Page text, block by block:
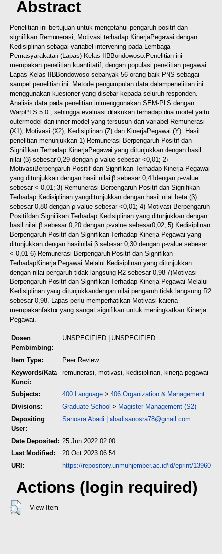
Abstract
Penelitian ini bertujuan untuk mengetahui pengaruh positif dan
signifikan Remunerasi, Motivasi terhadap KinerjaPegawai dengan
Kedisiplinan sebagai variabel intervening pada Lembaga
Pemasyarakatan (Lapas) Kelas IIBBondowoso.Penelitian ini
merupakan penelitian kuantitatif, dengan populasi penelitian pegawai
Lapas Kelas IIBBondowoso sebanyak 56 orang baik PNS sebagai
sampel penelitian ini. Metode pengumpulan data dalampenelitian ini
menggunakan kuesioner yang disebar kepada seluruh responden.
Analisis data pada penelitian inimenggunakan SEM-PLS dengan
WarpPLS 5.0., sehingga evaluasi dilakukan terhadap dua model yaitu
outermodel dan inner model yang tersusun dari variabel Remunerasi
(X1), Motivasi (X2), Kedisiplinan (Z) dan KinerjaPegawai (Y). Hasil
penelitian menunjukkan 1) Remunerasi Berpengaruh Positif dan
Signifikan Terhadap KinerjaPegawai yang ditunjukkan dengan hasil
nilai (β) sebesar 0,29 dengan ρ-value sebesar <0,01; 2)
MotivasiBerpengaruh Positif dan Signifikan Terhadap Kinerja Pegawai
yang ditunjukkan dengan hasil nilai β sebesar 0,41dengan ρ-value
sebesar < 0,01; 3) Remunerasi Berpengaruh Positif dan Signifikan
Terhadap Kedisiplinan yangditunjukkan dengan hasil nilai beta (β)
sebesar 0,80 dengan ρ-value sebesar <0,01; 4) Motivasi Berpengaruh
Positifdan Signifikan Terhadap Kedisiplinan yang ditunjukkan dengan
hasil nilai β sebesar 0,20 dengan ρ-value sebesar0,02; 5) Kedisiplinan
Berpengaruh Positif dan Signifikan Terhadap Kinerja Pegawai yang
ditunjukkan dengan hasilnilai β sebesar 0,30 dengan ρ-value sebesar
< 0,01 6) Remunerasi Berpengaruh Positif dan Signifikan
TerhadapKinerja Pegawai Melalui Kedisiplinan yang ditunjukkan
dengan nilai pengaruh tidak langsung R2 sebesar 0,98 7)Motivasi
Berpengaruh Positif dan Signifikan Terhadap Kinerja Pegawai Melalui
Kedisiplinan yang ditunjukkandengan nilai pengaruh tidak langsung R2
sebesar 0,98. Lapas perlu memperhatikan Motivasi karena
merupakanfaktor yang sangat signifikan untuk meningkatkan Kinerja
Pegawai.
Dosen
Pembimbing:
UNSPECIFIED | UNSPECIFIED
Item Type:
Peer Review
Keywords/Kata
Kunci:
remunerasi, motivasi, kedisiplinan, kinerja pegawai
Subjects: 400 Language > 406 Organization & Management
Divisions:
Graduate School > Magister Management (S2)
Depositing
User:
Sanosra Abadi | abadisanosra78@gmail.com
Date Deposited: 25 Jun 2022 02:00
Last Modified:
20 Oct 2023 06:54
URI:
https://repository.unmuhjember.ac.id/id/eprint/13960
Actions (login required)
View Item